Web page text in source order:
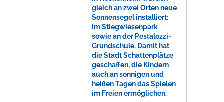
gleich an zwei Orten neue
Sonnensegel installiert:
im Stiegwiesenpark
sowie an der Pestalozzi-
Grundschule. Damit hat
die Stadt Schattenplätze
geschaffen, die Kindern
auch an sonnigen und
heißen Tagen das Spielen
im Freien ermöglichen.